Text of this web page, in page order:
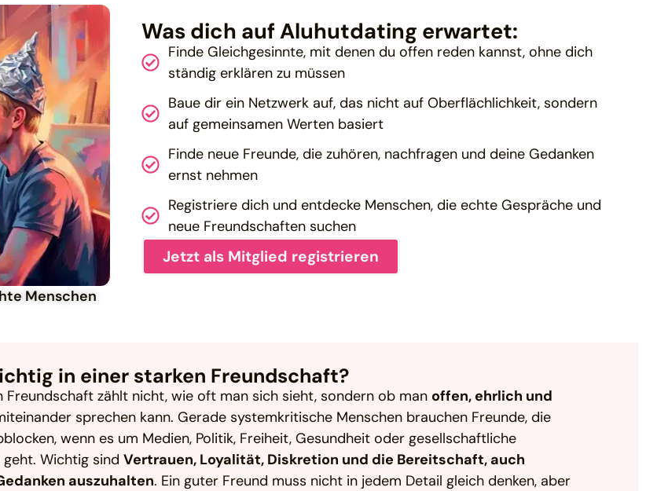
Menschen
Was dich auf Aluhutdating erwartet:
Finde Gleichgesinnte, mit denen du offen reden kannst, ohne dich
ständig erklären zu müssen
Baue dir ein Netzwerk auf, das nicht auf Oberflächlichkeit, sondern
auf gemeinsamen Werten basiert
Finde neue Freunde, die zuhören, nachfragen und deine Gedanken
ernst nehmen
Registriere dich und entdecke Menschen, die echte Gespräche und
neue Freundschaften suchen
Jetzt als Mitglied registrieren
in einer starken Freundschaft?
Freundschaft zählt nicht, wie oft man sich sieht, sondern ob man offen, ehrlich und
sprechen kann. Gerade systemkritische Menschen brauchen Freunde, die
wenn es um Medien, Politik, Freiheit, Gesundheit oder gesellschaftliche
geht. Wichtig sindVertrauen, Loyalität, Diskretion und die Bereitschaft, auch
auszuhalten. Ein guter Freund muss nicht in jedem Detail gleich denken, aber